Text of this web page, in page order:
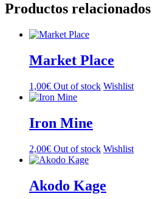
Productos relacionados
Market Place
1,00€ Out of stock Wishlist
Iron Mine
2,00€ Out of stock Wishlist
Akodo Kage